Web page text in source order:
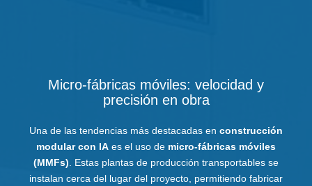
Micro-fábricas móviles: velocidad y
precisión en obra
Una de las tendencias más destacadas en construcción
modular con IA es el uso de micro-fábricas móviles
(MMFs) . Estas plantas de producción transportables se
instalan cerca del lugar del proyecto, permitiendo fabricar